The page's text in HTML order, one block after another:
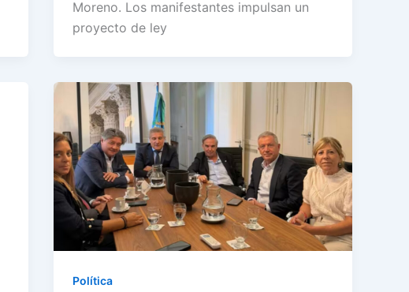
Moreno. Los manifestantes impulsan un
proyecto de ley
Política